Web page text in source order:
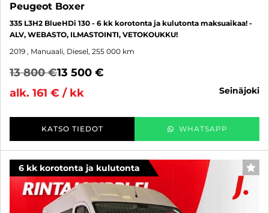
Peugeot Boxer
335 L3H2 BlueHDi 130 - 6 kk korotonta ja kulutonta maksuaikaa! -
ALV, WEBASTO, ILMASTOINTI, VETOKOUKKU!
2019 , Manuaali, Diesel, 255 000 km
13 800 €13 500 €
alk. 161 € / kk
seinäjoki
KATSO TIEDOT WHATSAPP
6 kk korotonta ja kulutonta